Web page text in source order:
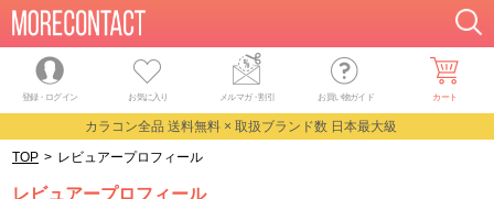
登録・ログイン お気に入り メルマガ・割引 お買い物ガイド カート
カラコン全品 送料無料 × 取扱ブランド数 日本最大級
TOP > レビュアープロフィール
レビュアープロフィール